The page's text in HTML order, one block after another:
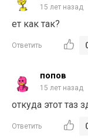
15 лет назад
ет как так?
Ответить
попов
15 лет назад
откуда этот таз
Ответить